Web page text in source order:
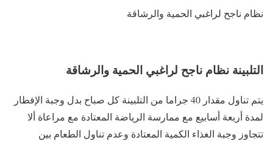
نظام ناجح لراغبي الحمية والرشاقة
التلبينة نظام ناجح لراغبي الحمية والرشاقة
يتم تناول مقدار 40 جراما من التلبينة كل صباح بدل وجبة الإفطار
لمدة أربعة أسابيع مع ممارسة الرياضة المعتادة مع مراعاة ألا
تتجاوز وجبة الغذاء الكمية المعتادة وعدم تناول الطعام بين